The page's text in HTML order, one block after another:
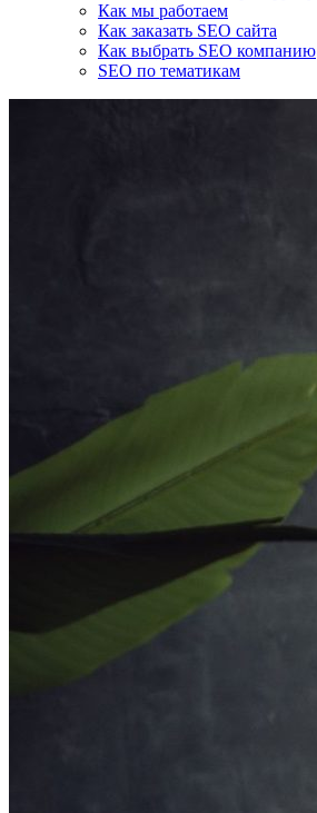
Как мы работаем
Как заказать SEO сайта
Как выбрать SEO компанию
SEO по тематикам